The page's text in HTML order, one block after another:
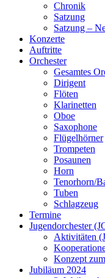
Chronik
Satzung
Satzung –
Konzerte
Auftritte
Orchester
Gesamtes
Dirigent
Flöten
Klarinetten
Oboe
Saxophone
Flügelhörner
Trompeten
Posaunen
Horn
Tenorhorn/
Tuben
Schlagzeug
Termine
Jugendorchester
Aktivitäten
Konzept
Jubiläum 2024